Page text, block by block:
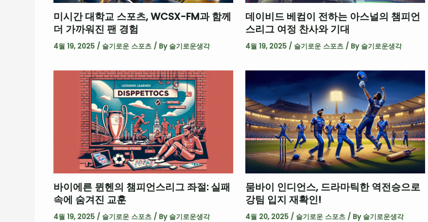
미시간 대학교 스포츠, WCSX-FM과 함께
더 가까워진 팬 경험
4월 19, 2025 / 슬기로운 스포츠/ By 슬기로운생각
데이비드 베컴이 전하는 아스널의 챔피언
스리그 여정 찬사와 기대
4월 19, 2025 / 슬기로운 스포츠/ By 슬기로운생각
바이에른 뮌헨의 챔피언스리그 좌절: 실패
속에 숨겨진 교훈
4월 19, 2025 / 슬기로운 스포츠/ By 슬기로운생각
뭄바이 인디언스, 드라마틱한 역전승으로
강팀 입지 재확인!
4월 20, 2025 / 슬기로운 스포츠/ By 슬기로운생각